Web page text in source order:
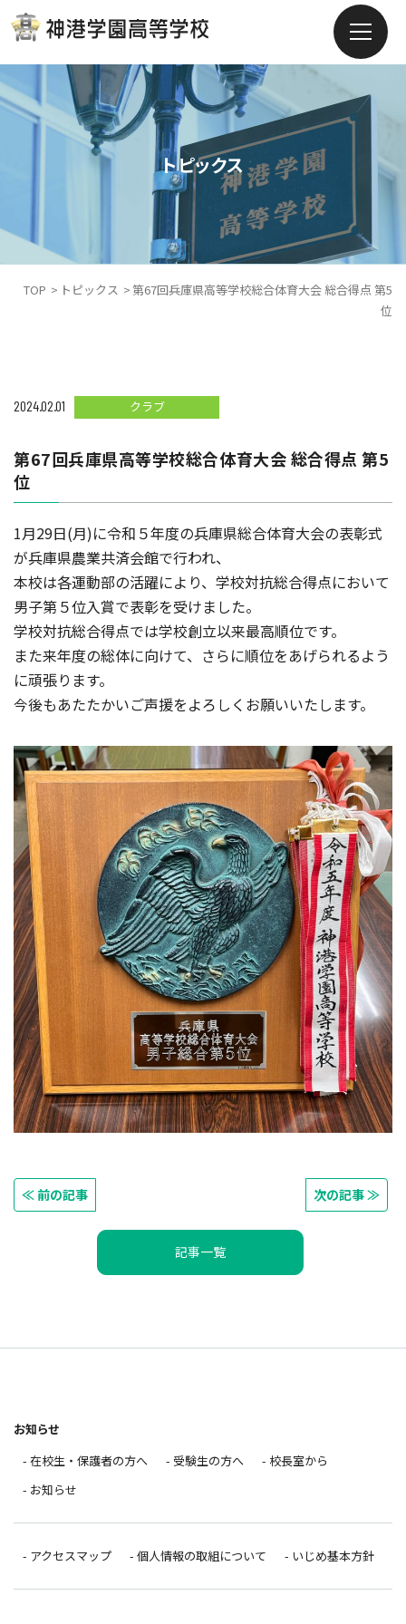
トピックス
TOP トピックス
第67回兵庫県高等学校総合体育大会 総合得点 第5
位
2024.02.01 クラブ
第67回兵庫県高等学校総合体育大会 総合得点 第5
位
1月29日(月)に令和５年度の兵庫県総合体育大会の表彰式
が兵庫県農業共済会館で行われ、
本校は各運動部の活躍により、学校対抗総合得点において
男子第５位入賞で表彰を受けました。
学校対抗総合得点では学校創立以来最高順位です。
また来年度の総体に向けて、さらに順位をあげられるよう
に頑張ります。
今後もあたたかいご声援をよろしくお願いいたします。
≪ 前の記事
記事一覧
次の記事 ≫
お知らせ
- 在校生・保護者の方へ
- 受験生の方へ
- 校長室から
- お知らせ
- アクセスマップ - 個人情報の取組について - いじめ基本方針